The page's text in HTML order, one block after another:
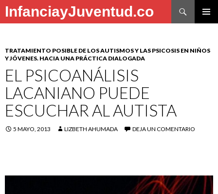
InfanciayJuventud.co
Buscar
TRATAMIENTO POSIBLE DE LOS AUTISMOS Y LAS PSICOSIS EN NIÑOS
Y JÓVENES. HACIA UNA PRÁCTICA DIALOGADA
EL PSICOANÁLISIS
LACANIANO PUEDE
ESCUCHAR AL AUTISTA
5 MAYO, 2013 LIZBETH AHUMADA DEJA UN COMENTARIO